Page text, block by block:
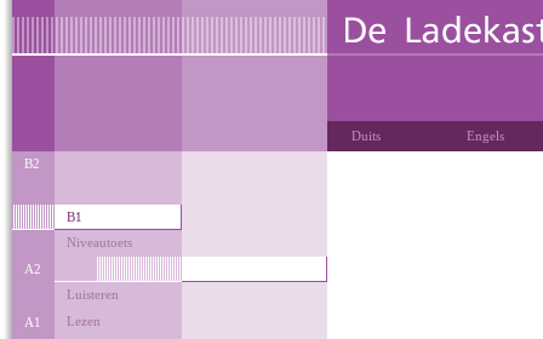
Duits
Engels
B2
A2
A1
B1
Niveautoets
Luisteren
Lezen